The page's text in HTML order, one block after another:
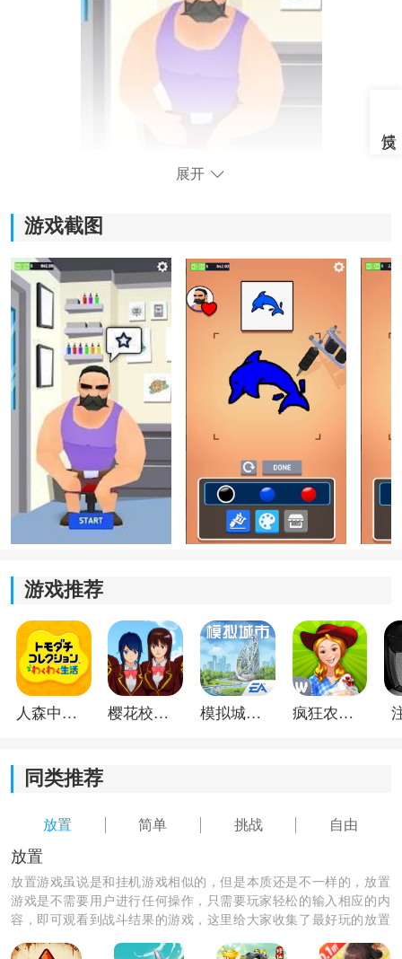
《InkInc》游戏体验：
1)多样的纹身图案选择，满足玩家对个性化纹身的需求。
2)确保每一笔都准确无误，体验真实的纹身过程。
3)挑战性的游戏玩法，需要玩家在有限的时间内完成纹
身。
4)自由设计纹身的机会，让玩家尽情发挥创意。
展开
游戏截图
游戏推荐
人森中文版 樱花校园模拟器1.048.00中文版 模拟城市我是巿长联机版 疯狂农场3美国派19
同类推荐
放置 简单 挑战 自由
放置
放置游戏虽说是和挂机游戏相似的，但是本质还是不一样的，放置
游戏是不需要用户进行任何操作，只需要玩家轻松的输入相应的内
容，即可观看到战斗结果的游戏，这里给大家收集了最好玩的放置